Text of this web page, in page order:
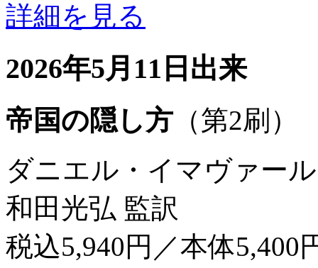
詳細を見る
2026年5月11日出来
帝国の隠し方 （第2刷）
ダニエル・イマヴァー
和田光弘 監訳
税込5,940円／本体5,400